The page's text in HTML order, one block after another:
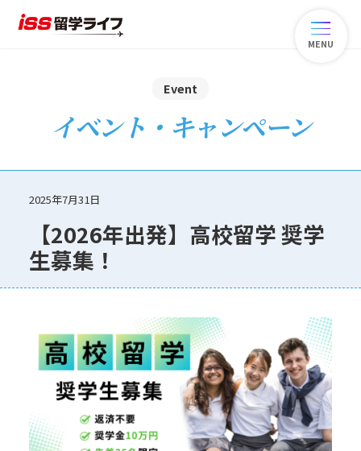
MENU
Event
イベント・キャンペーン
2025年7月31日
【2026年出発】高校留学 奨学
生募集！